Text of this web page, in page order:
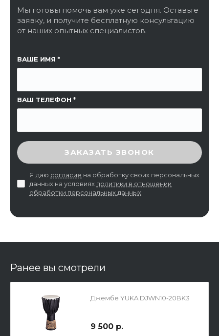
Мы готовы помочь вам уже сегодня. Оставьте
заявку, и получите бесплатную консультацию
от наших опытных специалистов.
ВАШЕ ИМЯ
ВАШ ТЕЛЕФОН
ССЫЛКА НА СТРАНИЦУ
ВВЕДИТЕ ПРОВЕРОЧНЫЙ КОД
ЗАКАЗАТЬ ЗВОНОК
Я даю согласие на обработку своих персональных
данных на условиях политики в отношении
обработки персональных данных
Ранее вы смотрели
Джембе YUKA DJWN10-20BK3
9 500 р.